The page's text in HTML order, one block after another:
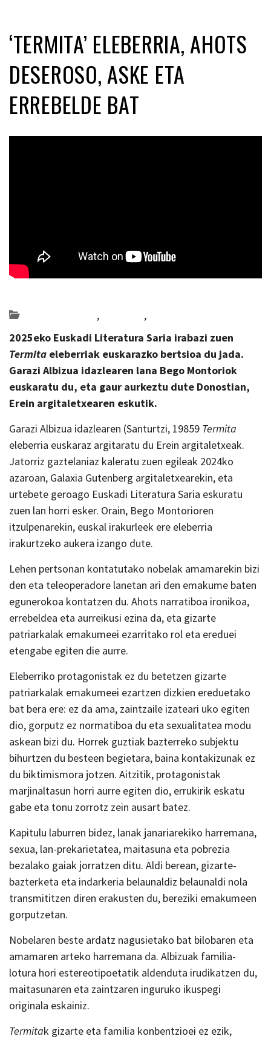
‘TERMITA’ ELEBERRIA, AHOTS
DESEROSO, ASKE ETA
ERREBELDE BAT
, ,
2025eko Euskadi Literatura Saria irabazi zuen
Termita eleberriak euskarazko bertsioa du jada.
Garazi Albizua idazlearen lana Bego Montoriok
euskaratu du, eta gaur aurkeztu dute Donostian,
Erein argitaletxearen eskutik.
Garazi Albizua idazlearen (Santurtzi, 19859 Termita
eleberria euskaraz argitaratu du Erein argitaletxeak.
Jatorriz gaztelaniaz kaleratu zuen egileak 2024ko
azaroan, Galaxia Gutenberg argitaletxearekin, eta
urtebete geroago Euskadi Literatura Saria eskuratu
zuen lan horri esker. Orain, Bego Montorioren
itzulpenarekin, euskal irakurleek ere eleberria
irakurtzeko aukera izango dute.
Lehen pertsonan kontatutako nobelak amamarekin bizi
den eta teleoperadore lanetan ari den emakume baten
egunerokoa kontatzen du. Ahots narratiboa ironikoa,
errebeldea eta aurreikusi ezina da, eta gizarte
patriarkalak emakumeei ezarritako rol eta ereduei
etengabe egiten die aurre.
Eleberriko protagonistak ez du betetzen gizarte
patriarkalak emakumeei ezartzen dizkien ereduetako
bat bera ere: ez da ama, zaintzaile izateari uko egiten
dio, gorputz ez normatiboa du eta sexualitatea modu
askean bizi du. Horrek guztiak bazterreko subjektu
bihurtzen du besteen begietara, baina kontakizunak ez
du biktimismora jotzen. Aitzitik, protagonistak
marjinaltasun horri aurre egiten dio, errukirik eskatu
gabe eta tonu zorrotz zein ausart batez.
Kapitulu laburren bidez, lanak janariarekiko harremana,
sexua, lan-prekarietatea, maitasuna eta pobrezia
bezalako gaiak jorratzen ditu. Aldi berean, gizarte-
bazterketa eta indarkeria belaunaldiz belaunaldi nola
transmititzen diren erakusten du, bereziki emakumeen
gorputzetan.
Nobelaren beste ardatz nagusietako bat bilobaren eta
amamaren arteko harremana da. Albizuak familia-
lotura hori estereotipoetatik aldenduta irudikatzen du,
maitasunaren eta zaintzaren inguruko ikuspegi
originala eskainiz.
Termitak gizarte eta familia konbentzioei ez ezik,